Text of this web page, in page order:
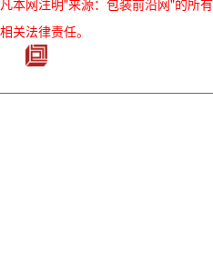
凡本网注明"来源：包装前沿网"的所
相关法律责任。